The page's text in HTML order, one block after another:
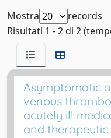
Mostra
records
Risultati 1 - 2 di 2
Asymptomatic
venous
acutely ill
and